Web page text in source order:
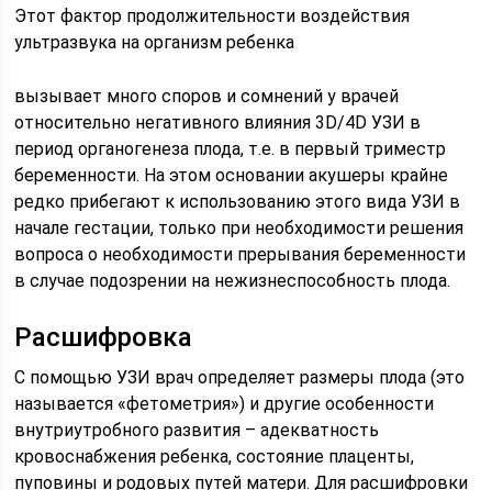
Этот фактор продолжительности воздействия
ультразвука на организм ребенка
вызывает много споров и сомнений у врачей
относительно негативного влияния 3D/4D УЗИ в
период органогенеза плода, т.е. в первый триместр
беременности. На этом основании акушеры крайне
редко прибегают к использованию этого вида УЗИ в
начале гестации, только при необходимости решения
вопроса о необходимости прерывания беременности
в случае подозрении на нежизнеспособность плода.
Расшифровка
С помощью УЗИ врач определяет размеры плода (это
называется «фетометрия») и другие особенности
внутриутробного развития – адекватность
кровоснабжения ребенка, состояние плаценты,
пуповины и родовых путей матери. Для расшифровки